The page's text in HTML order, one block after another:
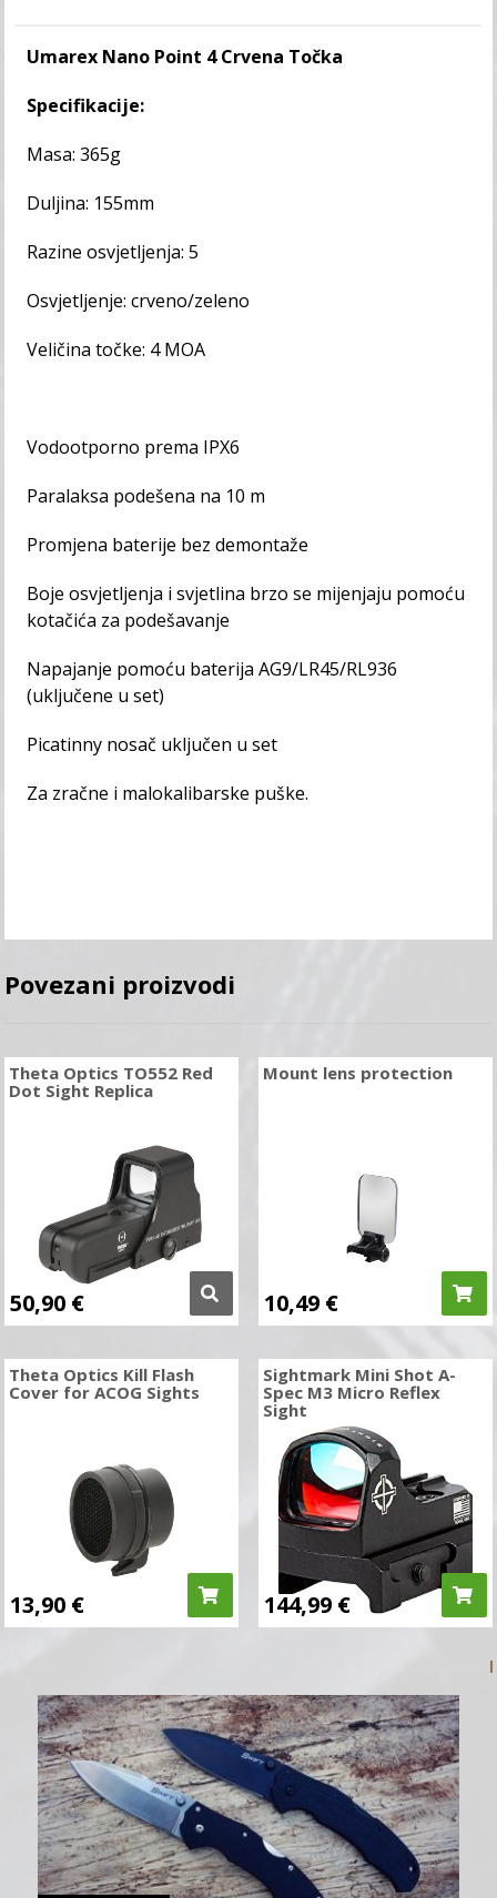
Umarex Nano Point 4 Crvena Točka
Specifikacije:
Masa: 365g
Duljina: 155mm
Razine osvjetljenja: 5
Osvjetljenje: crveno/zeleno
Veličina točke: 4 MOA
Vodootporno prema IPX6
Paralaksa podešena na 10 m
Promjena baterije bez demontaže
Boje osvjetljenja i svjetlina brzo se mijenjaju pomoću
kotačića za podešavanje
Napajanje pomoću baterija AG9/LR45/RL936
(uključene u set)
Picatinny nosač uključen u set
Za zračne i malokalibarske puške.
Povezani proizvodi
Theta Optics TO552 Red
Dot Sight Replica
50,90 €
Mount lens protection
10,49 €
Theta Optics Kill Flash
Cover for ACOG Sights
13,90 €
Sightmark Mini Shot A-
Spec M3 Micro Reflex
Sight
144,99 €